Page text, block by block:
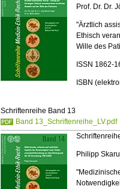
Prof. Dr. Dr.
"Ärztlich
Ethisch
Wille des
ISSN 1862-
ISBN
Schriftenreihe Band 13
Band 13_Schriftenreihe_LV.pdf
Philipp